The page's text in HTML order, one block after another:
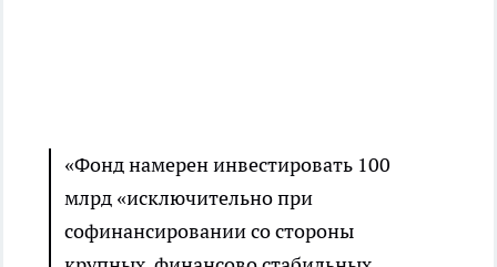
«Фонд намерен инвестировать 100
млрд «исключительно при
софинансировании со стороны